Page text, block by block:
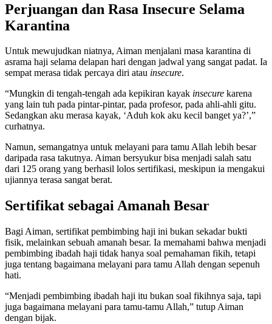
Perjuangan dan Rasa Insecure Selama
Karantina
Untuk mewujudkan niatnya, Aiman menjalani masa karantina di
asrama haji selama delapan hari dengan jadwal yang sangat padat. Ia
sempat merasa tidak percaya diri atau insecure.
“Mungkin di tengah-tengah ada kepikiran kayak insecure karena
yang lain tuh pada pintar-pintar, pada profesor, pada ahli-ahli gitu.
Sedangkan aku merasa kayak, ‘Aduh kok aku kecil banget ya?’,”
curhatnya.
Namun, semangatnya untuk melayani para tamu Allah lebih besar
daripada rasa takutnya. Aiman bersyukur bisa menjadi salah satu
dari 125 orang yang berhasil lolos sertifikasi, meskipun ia mengakui
ujiannya terasa sangat berat.
Sertifikat sebagai Amanah Besar
Bagi Aiman, sertifikat pembimbing haji ini bukan sekadar bukti
fisik, melainkan sebuah amanah besar. Ia memahami bahwa menjadi
pembimbing ibadah haji tidak hanya soal pemahaman fikih, tetapi
juga tentang bagaimana melayani para tamu Allah dengan sepenuh
hati.
“Menjadi pembimbing ibadah haji itu bukan soal fikihnya saja, tapi
juga bagaimana melayani para tamu-tamu Allah,” tutup Aiman
dengan bijak.